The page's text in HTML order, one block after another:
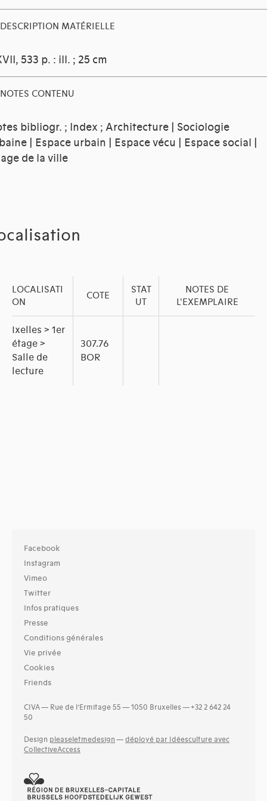
DESCRIPTION MATÉRIELLE
533 p. : ill. ; 25 cm
NOTES CONTENU
bibliogr. ; Index ; Architecture | Sociologie
| Espace urbain | Espace vécu | Espace social |
de la ville
LOCALISATI
ON
COTE
STAT
UT
NOTES DE
L'EXEMPLAIRE
Ixelles > 1er
étage >
Salle de
lecture
307.76
BOR
Facebook
Instagram
Vimeo
Twitter
Infos pratiques
Presse
Conditions générales
Vie privée
Cookies
Friends
CIVA — Rue de l’Ermitage 55 — 1050 Bruxelles — +32 2 642 24
50
Design pleaseletmedesign — déployé par Idéesculture avec
CollectiveAccess